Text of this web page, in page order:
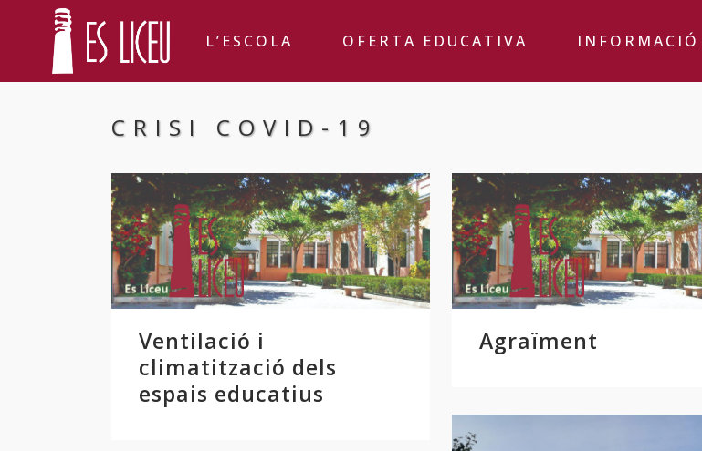
L’ESCOLA OFERTA EDUCATIVA INFORMACIÓ
CRISI COVID-19
Ventilació i
climatització dels
espais educatius
Agraïment